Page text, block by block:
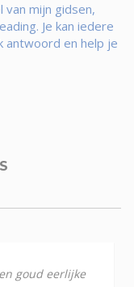
van mijn gidsen,
Je kan iedere
antwoord en help je
goud eerlijke